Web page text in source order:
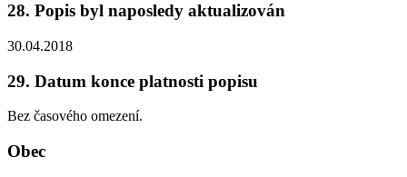
28. Popis byl naposledy aktualizován
30.04.2018
29. Datum konce platnosti popisu
Bez časového omezení.
Obec